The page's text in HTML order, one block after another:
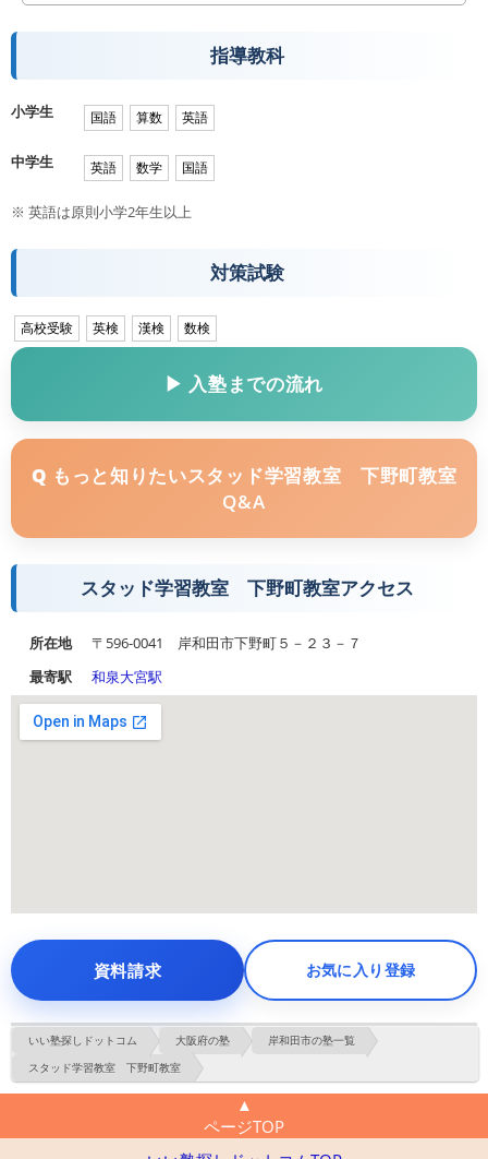
指導教科
小学生 国語 算数 英語
中学生 英語 数学 国語
※ 英語は原則小学2年生以上
対策試験
高校受験 英検 漢検 数検
▶︎ 入塾までの流れ
Q もっと知りたいスタッド学習教室 下野町教室
Q&A
スタッド学習教室 下野町教室アクセス
所在地
〒596-0041 岸和田市下野町５－２３－７
最寄駅
和泉大宮駅
資料請求 お気に入り登録
いい塾探しドットコム 大阪府の塾
岸和田市の塾一覧
スタッド学習教室 下野町教室
▲
ページTOP